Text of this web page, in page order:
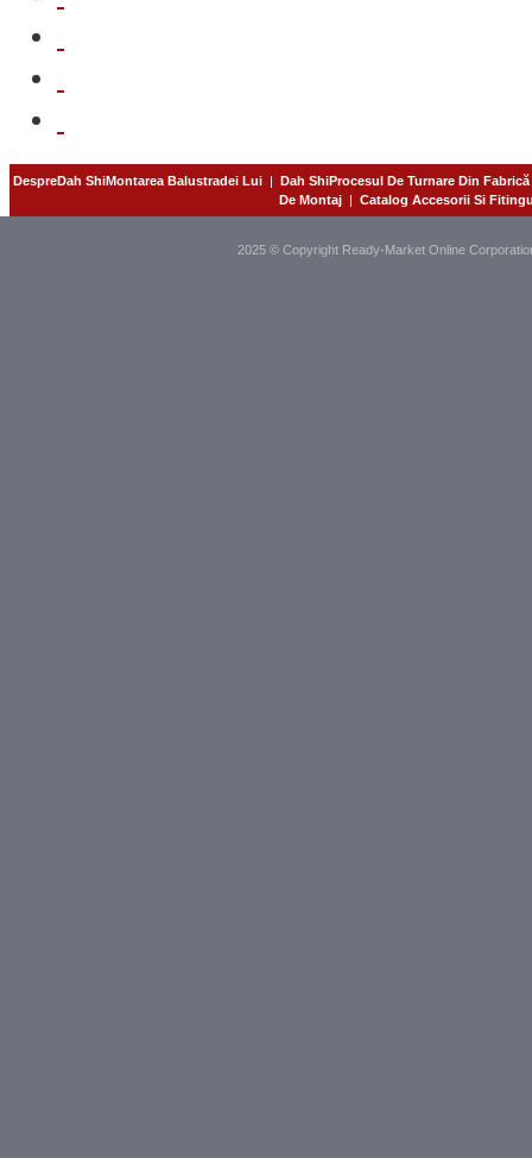
DespreDah ShiMontarea Balustradei Lui | Dah ShiProcesul De Turnare Din
De Montaj | Catalog Accesorii Si
2025 © Copyright Ready-Market Online